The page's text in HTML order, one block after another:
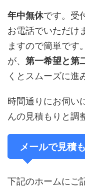
年中無休です。受
お電話でいただけ
ますので簡単です
が、 第一希望と第
くとスムーズに進
時間通りにお伺い
んの見積もりと調
メールで見積
下記のホームにご